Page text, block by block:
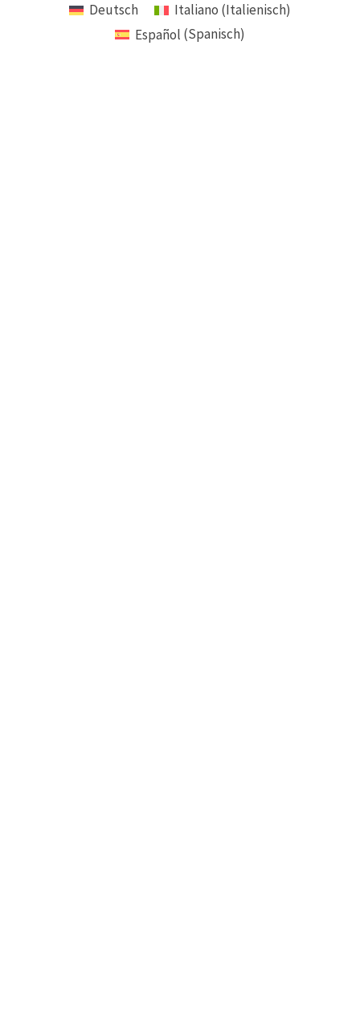
Deutsch
Italiano (Italienisch)
Español (Spanisch)